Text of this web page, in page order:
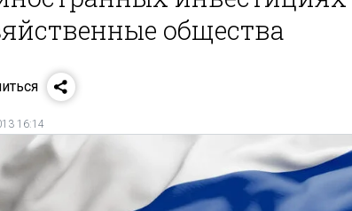
общества
16:14